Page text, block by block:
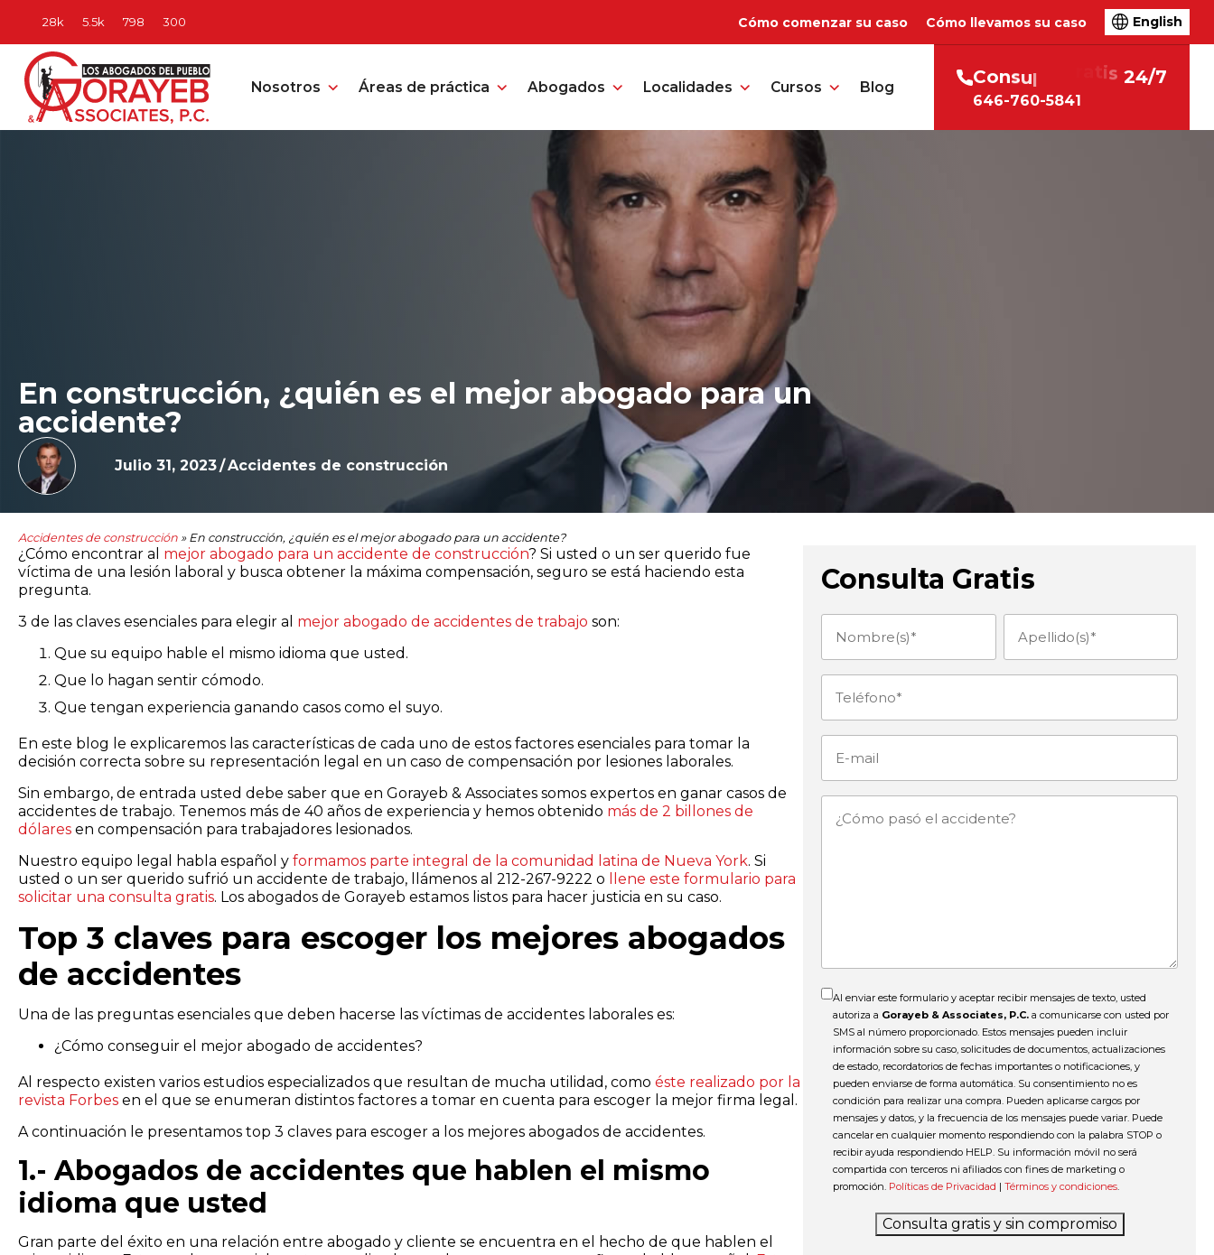
Cómo comenzar su caso Cómo llevamos su caso English
Nosotros Áreas de práctica Abogados Localidades Cursos Blog
Consul is 24/7
646-760-5841
En construcción, ¿quién es el mejor abogado para un
accidente?
Julio 31, 2023/Accidentes de construcción
Accidentes de construcción » En construcción, ¿quién es el mejor abogado para un accidente?
¿Cómo encontrar al mejor abogado para un accidente de construcción? Si usted o un ser querido fue
víctima de una lesión laboral y busca obtener la máxima compensación, seguro se está haciendo esta
pregunta.
3 de las claves esenciales para elegir al mejor abogado de accidentes de trabajo son:
Que su equipo hable el mismo idioma que usted.
Que lo hagan sentir cómodo.
Que tengan experiencia ganando casos como el suyo.
En este blog le explicaremos las características de cada uno de estos factores esenciales para tomar la
decisión correcta sobre su representación legal en un caso de compensación por lesiones laborales.
Sin embargo, de entrada usted debe saber que en Gorayeb & Associates somos expertos en ganar casos de
accidentes de trabajo. Tenemos más de 40 años de experiencia y hemos obtenido más de 2 billones de
dólares en compensación para trabajadores lesionados.
Nuestro equipo legal habla español y formamos parte integral de la comunidad latina de Nueva York. Si
usted o un ser querido sufrió un accidente de trabajo, llámenos al 212-267-9222 o
llene este formulario para
solicitar una consulta gratis. Los abogados de Gorayeb estamos listos para hacer justicia en su caso.
Top 3 claves para escoger los mejores abogados
de accidentes
Una de las preguntas esenciales que deben hacerse las víctimas de accidentes laborales es:
¿Cómo conseguir el mejor abogado de accidentes?
Al respecto existen varios estudios especializados que resultan de mucha utilidad, como éste realizado por la
revista Forbes en el que se enumeran distintos factores a tomar en cuenta para escoger la mejor firma legal.
A continuación le presentamos top 3 claves para escoger a los mejores abogados de accidentes.
1.- Abogados de accidentes que hablen el mismo
idioma que usted
Gran parte del éxito en una relación entre abogado y cliente se encuentra en el hecho de que hablen el
Consulta Gratis
Nombre(s)
(Obligatorio)
Apellido(s)
(Obligatorio)
Teléfono (Obligatorio)
mail
¿Cómo
Al enviar este formulario y aceptar recibir mensajes de texto, usted
autoriza a Gorayeb & Associates, P.C. a comunicarse con usted por
SMS al número proporcionado. Estos mensajes pueden incluir
información sobre su caso, solicitudes de documentos, actualizaciones
de estado, recordatorios de fechas importantes o notificaciones, y
pueden enviarse de forma automática. Su consentimiento no es
condición para realizar una compra. Pueden aplicarse cargos por
mensajes y datos, y la frecuencia de los mensajes puede variar. Puede
cancelar en cualquier momento respondiendo con la palabra STOP o
recibir ayuda respondiendo HELP. Su información móvil no será
compartida con terceros ni afiliados con fines de marketing o
promoción. Políticas de Privacidad |Términos y condiciones
Consulta gratis y sin compromiso